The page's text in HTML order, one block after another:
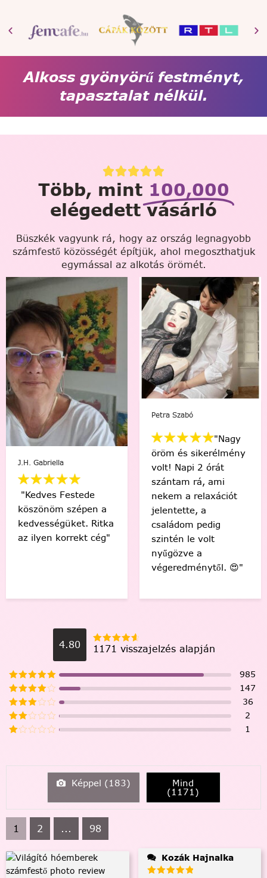
Alkoss gyönyörű festményt,
tapasztalat nélkül.
Több, mint 100,000
elégedett vásárló
Büszkék vagyunk rá, hogy az ország legnagyobb
számfestő közösségét építjük, ahol megoszthatjuk
egymással az alkotás örömét.
Petra Szabó
"Nagy
volt! Napi 2 órát
szántam rá, ami
nekem a relaxációt
jelentette, a
családom pedig
szintén le volt
Viki Vas-Lukács
"Kedvenc egyéni
számfestőmmel 🥰
tökéletes lett,
élmény volt minden
egyes ecsetvonás!
Köszönöm Festede!
❤️🤗"
4.80 1171 visszajelzés alapján
985
147
36
2
1
Képpel (183) Mind
(1171)
1 2 ... 98
Kozák Hajnalka